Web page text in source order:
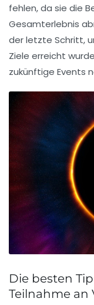
fehlen, da sie die
Gesamterlebnis
der letzte Schritt,
Ziele erreicht
zukünftige Events
Die besten
Teilnahme an